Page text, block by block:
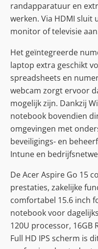
randapparatuur en
werken. Via HDMI sluit
monitor of televisie
Het geïntegreerde
laptop extra geschikt
spreadsheets en
webcam zorgt ervoor
mogelijk zijn. Dankzij
notebook bovendien
omgevingen met
beveiligings- en
Intune en
De Acer Aspire Go 15
prestaties, zakelijke
comfortabel 15.6 inch
notebook voor
120U processor, 16GB
Full HD IPS scherm is